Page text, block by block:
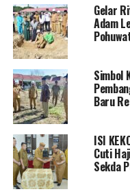
Turut mendampingi
Gorontalo Singgi
Perencanaan dan staf
permintaan Bupati
menyampaikan
Rombongan Pemkab
didampingi
Direktur
Strategis, serta
lingkungan kementerian.
Gelar
Adam
Simbol
Baru
ISI
Cuti
Sekda